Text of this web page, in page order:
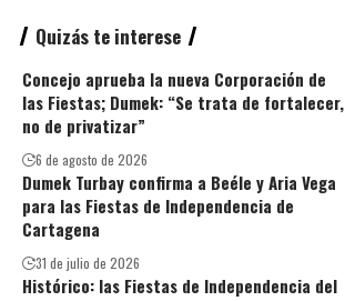
Quizás te interese
Concejo aprueba la nueva Corporación de
las Fiestas; Dumek: “Se trata de fortalecer,
no de privatizar”
6 de agosto de 2026
Dumek Turbay confirma a Beéle y Aria Vega
para las Fiestas de Independencia de
Cartagena
31 de julio de 2026
Histórico: las Fiestas de Independencia del